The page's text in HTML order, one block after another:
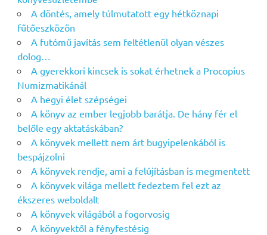
A döntés, amely túlmutatott egy hétköznapi
fűtőeszközön
A futómű javítás sem feltétlenül olyan vészes
dolog…
A gyerekkori kincsek is sokat érhetnek a Procopius
Numizmatikánál
A hegyi élet szépségei
A könyv az ember legjobb barátja. De hány fér el
belőle egy aktatáskában?
A könyvek mellett nem árt bugyipelenkából is
bespájzolni
A könyvek rendje, ami a felújításban is megmentett
A könyvek világa mellett fedeztem fel ezt az
ékszeres weboldalt
A könyvek világából a fogorvosig
A könyvektől a fényfestésig